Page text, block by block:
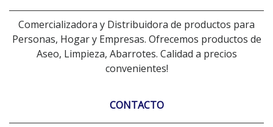
Comercializadora y Distribuidora de productos para
Personas, Hogar y Empresas. Ofrecemos productos de
Aseo, Limpieza, Abarrotes. Calidad a precios
convenientes!
CONTACTO